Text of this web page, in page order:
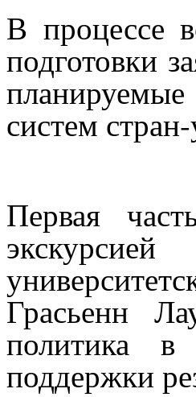
В процессе
подготовки
планируемые
систем
Первая
Грасьенн
политика в
поддержки